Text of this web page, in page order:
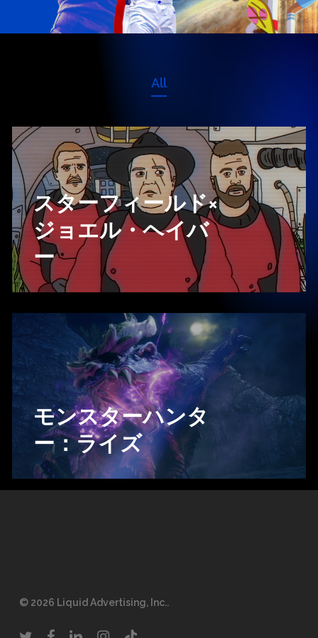
All
スターフィールド×
ジョエル・ヘイバ
ー
モンスターハンタ
ー：ライズ
© 2026 Liquid Advertising, Inc..
twitterfacebooklinkedininstagram
tiktok